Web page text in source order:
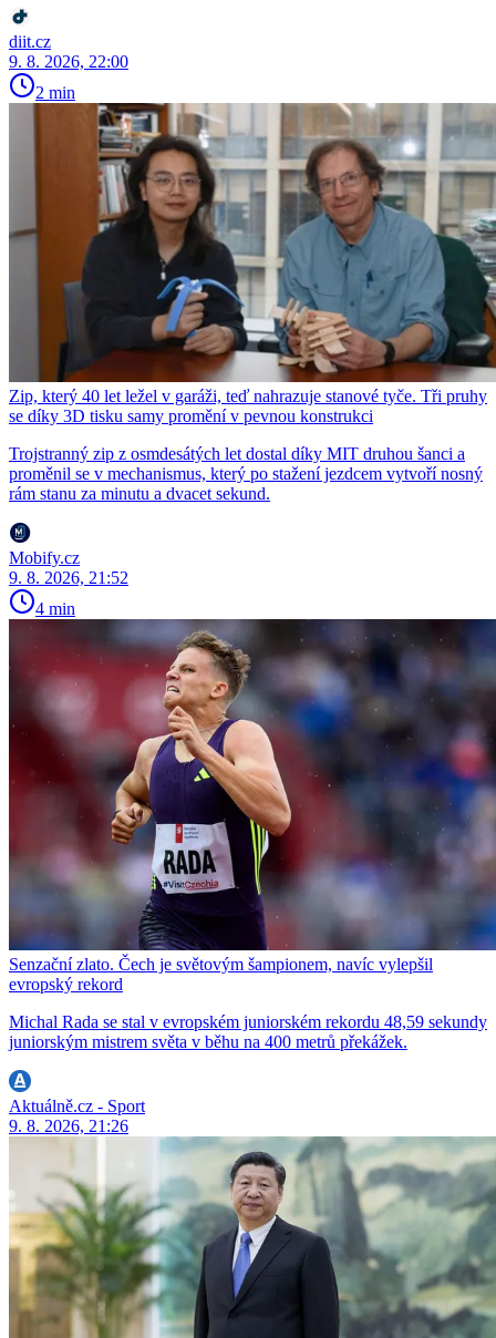
diit.cz
9. 8. 2026, 22:00
2 min
Zip, který 40 let ležel v garáži, teď nahrazuje stanové tyče. Tři pruhy
se díky 3D tisku samy promění v pevnou konstrukci
Trojstranný zip z osmdesátých let dostal díky MIT druhou šanci a
proměnil se v mechanismus, který po stažení jezdcem vytvoří nosný
rám stanu za minutu a dvacet sekund.
Mobify.cz
9. 8. 2026, 21:52
4 min
Senzační zlato. Čech je světovým šampionem, navíc vylepšil
evropský rekord
Michal Rada se stal v evropském juniorském rekordu 48,59 sekundy
juniorským mistrem světa v běhu na 400 metrů překážek.
Aktuálně.cz - Sport
9. 8. 2026, 21:26